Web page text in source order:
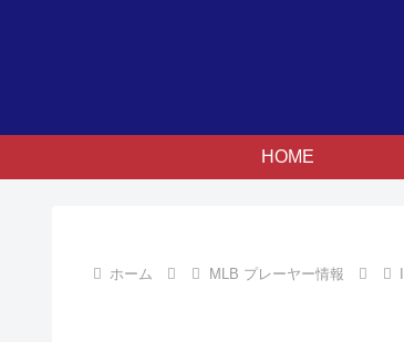
HOME
ホーム MLB プレーヤー情報